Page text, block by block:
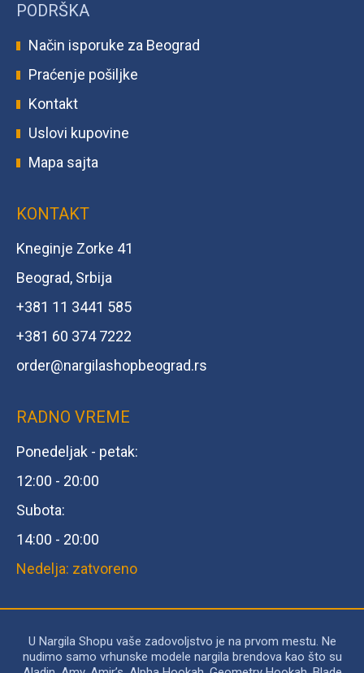
PODRŠKA
Način isporuke za Beograd
Praćenje pošiljke
Kontakt
Uslovi kupovine
Mapa sajta
KONTAKT
Kneginje Zorke 41
Beograd, Srbija
+381 11 3441 585
+381 60 374 7222
order@nargilashopbeograd.rs
RADNO VREME
Ponedeljak - petak:
12:00 - 20:00
Subota:
14:00 - 20:00
Nedelja: zatvoreno
U Nargila Shopu vaše zadovoljstvo je na prvom mestu. Ne
nudimo samo vrhunske modele nargila brendova kao što su